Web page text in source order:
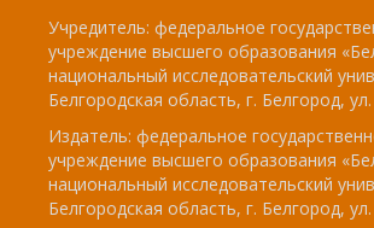
Учредитель: федеральное
учреждение высшего образования
национальный исследовательский
Белгородская область, г. Белгород,
Издатель: федеральное
учреждение высшего образования
национальный исследовательский
Белгородская область, г. Белгород,